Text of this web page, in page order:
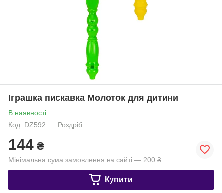
Іграшка пискавка Молоток для дитини
В наявності
Код: DZ592
Роздріб
144 ₴
Мінімальна сума замовлення на сайті — 200 ₴
Купити